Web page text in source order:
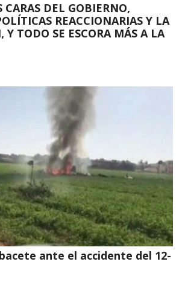
DEL GOBIERNO,
REACCIONARIAS Y LA
Y TODO SE ESCORA MÁS A LA
ante el accidente del 12-